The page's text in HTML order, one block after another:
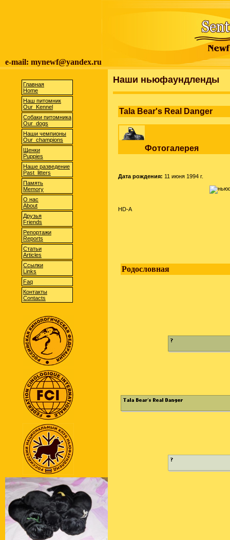
e-mail: mynewf@yandex.ru
Главная
Home
Наш питомник
Our Kennel
Собаки питомника
Our dogs
Наши чемпионы
Our champions
Щенки
Puppies
Наше разведение
Past litters
Память
Memory
О нас
About
Друзья
Friends
Репортажи
Reports
Статьи
Articles
Cсылки
Links
Faq
Контакты
Contacts
Наши ньюфаундленды
Tala Bear's Real Danger
Фотогалерея
Дата рождения: 11 июня 1994 г.
HD-A
Родословная